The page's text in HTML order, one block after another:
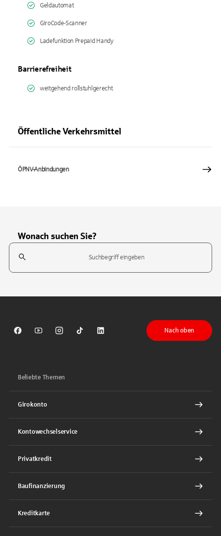
Geldautomat
GiroCode-Scanner
Ladefunktion Prepaid Handy
Barrierefreiheit
weitgehend rollstuhlgerecht
Öffentliche Verkehrsmittel
ÖPNV-Anbindungen
Wonach suchen Sie?
Suchfeld
Sparkasse auf Facebook
Sparkasse auf Youtube
Sparkasse auf Instagram
Sparkasse auf TikTok
Sparkasse auf LinkedIn
Nach oben
Beliebte Themen
Girokonto
Kontowechselservice
Privatkredit
Baufinanzierung
Kreditkarte